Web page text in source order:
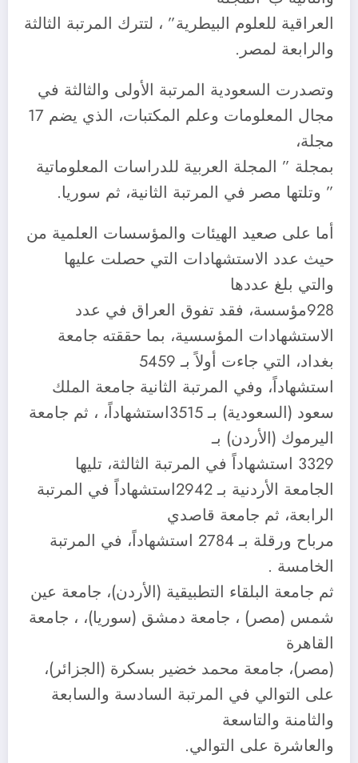
العراقية للعلوم البيطرية” ، لتترك المرتبة الثالثة
والرابعة لمصر.
وتصدرت السعودية المرتبة الأولى والثالثة في
مجال المعلومات وعلم المكتبات، الذي يضم 17
مجلة،
بمجلة ” المجلة العربية للدراسات المعلوماتية
” وتلتها مصر في المرتبة الثانية، ثم سوريا.
أما على صعيد الهيئات والمؤسسات العلمية من
حيث عدد الاستشهادات التي حصلت عليها
والتي بلغ عددها
928مؤسسة، فقد تفوق العراق في عدد
الاستشهادات المؤسسية، بما حققته جامعة
بغداد، التي جاءت أولاً بـ 5459
استشهاداً، وفي المرتبة الثانية جامعة الملك
سعود (السعودية) بـ 3515استشهاداً، ، ثم جامعة
اليرموك (الأردن) بـ
3329 استشهاداً في المرتبة الثالثة، تليها
الجامعة الأردنية بـ 2942استشهاداً في المرتبة
الرابعة، ثم جامعة قاصدي
مرباح ورقلة بـ 2784 استشهاداً، في المرتبة
الخامسة .
ثم جامعة البلقاء التطبيقية (الأردن)، جامعة عين
شمس (مصر) ، جامعة دمشق (سوريا)، ، جامعة
القاهرة
(مصر)، جامعة محمد خضير بسكرة (الجزائر)،
على التوالي في المرتبة السادسة والسابعة
والثامنة والتاسعة
والعاشرة على التوالي.